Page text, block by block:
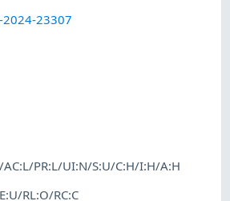
2024-23307
AC:L/PR:L/UI:N/S:U/C:H/I:H/A:H
RL:O/RC:C